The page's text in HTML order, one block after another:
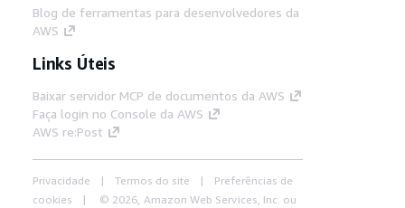
Blog de ferramentas para desenvolvedores da
AWS
Links Úteis
Baixar servidor MCP de documentos da AWS
Faça login no Console da AWS
AWS re:Post
Privacidade Termos do site
Preferências de
cookies
© 2026, Amazon Web Services, Inc. ou